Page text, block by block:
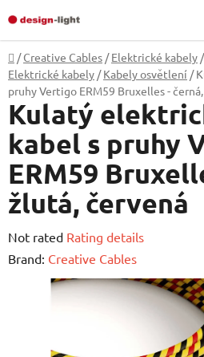
to
content
Home
/ Creative Cables / Elektrické kabely /
Elektrické kabely / Kabely osvětlení /
pruhy Vertigo ERM59 Bruxelles -
Kulatý
kabel s pruhy
ERM59
žlutá, červená
The
average
product
Not rated Rating details
Brand: Creative Cables